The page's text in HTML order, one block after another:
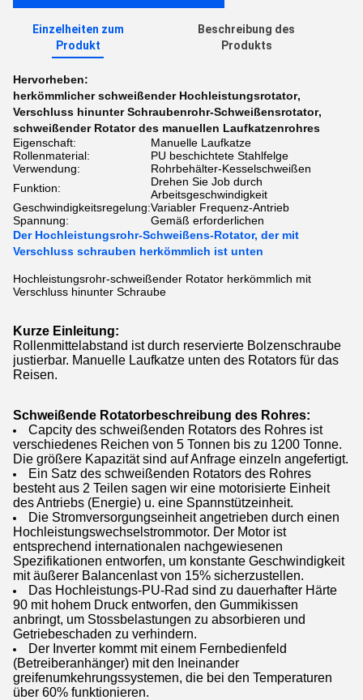
Einzelheiten zum
Produkt
Beschreibung des
Produkts
Hervorheben:
herkömmlicher schweißender Hochleistungsrotator,
Verschluss hinunter Schraubenrohr-Schweißensrotator,
schweißender Rotator des manuellen Laufkatzenrohres
Eigenschaft:
Manuelle Laufkatze
Rollenmaterial:
PU beschichtete Stahlfelge
Verwendung:
Rohrbehälter-Kesselschweißen
Funktion:
Drehen Sie Job durch
Arbeitsgeschwindigkeit
Geschwindigkeitsregelung:Variabler Frequenz-Antrieb
Spannung:
Gemäß erforderlichen
Der Hochleistungsrohr-Schweißens-Rotator, der mit
Verschluss schrauben herkömmlich ist unten
Hochleistungsrohr-schweißender Rotator herkömmlich mit
Verschluss hinunter Schraube
Kurze Einleitung:
Rollenmittelabstand ist durch reservierte Bolzenschraube
justierbar. Manuelle Laufkatze unten des Rotators für das
Reisen.
Schweißende Rotatorbeschreibung des Rohres:
Capcity des schweißenden Rotators des Rohres ist
verschiedenes Reichen von 5 Tonnen bis zu 1200 Tonne.
Die größere Kapazität sind auf Anfrage einzeln angefertigt.
Ein Satz des schweißenden Rotators des Rohres
besteht aus 2 Teilen sagen wir eine motorisierte Einheit
des Antriebs (Energie) u. eine Spannstützeinheit.
Die Stromversorgungseinheit angetrieben durch einen
Hochleistungswechselstrommotor. Der Motor ist
entsprechend internationalen nachgewiesenen
Spezifikationen entworfen, um konstante Geschwindigkeit
mit äußerer Balancenlast von 15% sicherzustellen.
Das Hochleistungs-PU-Rad sind zu dauerhafter Härte
90 mit hohem Druck entworfen, den Gummikissen
anbringt, um Stossbelastungen zu absorbieren und
Getriebeschaden zu verhindern.
Der Inverter kommt mit einem Fernbedienfeld
(Betreiberanhänger) mit den Ineinander
greifenumkehrungssystemen, die bei den Temperaturen
über 60% funktionieren.